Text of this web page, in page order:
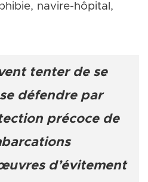
navire-hôpital,
tenter de se
défendre par
précoce de
d’évitement